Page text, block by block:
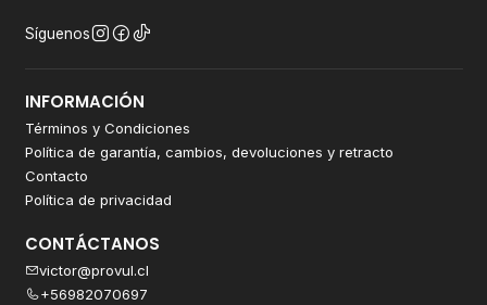
Síguenos
INFORMACIÓN
Términos y Condiciones
Política de garantía, cambios, devoluciones y retracto
Contacto
Política de privacidad
CONTÁCTANOS
victor@provul.cl
+56982070697